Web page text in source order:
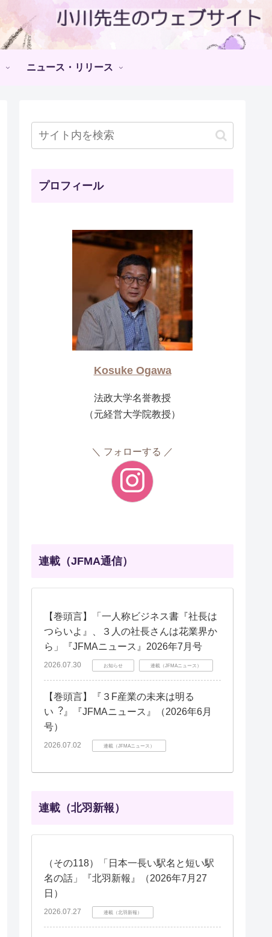
ニュース・リリース
プロフィール
Kosuke Ogawa
法政大学名誉教授
（元経営大学院教授）
フォローする
連載（JFMA通信）
【巻頭言】「一人称ビジネス書『社長は
つらいよ』、３人の社長さんは花業界か
ら」『JFMAニュース』2026年7月号
2026.07.30 お知らせ 連載（JFMAニュース）
【巻頭言】『３F産業の未来は明る
い︖』『JFMAニュース』（2026年6月
号）
2026.07.02 連載（JFMAニュース）
連載（北羽新報）
（その118）「日本一長い駅名と短い駅
名の話」『北羽新報』（2026年7月27
日）
2026.07.27 連載（北羽新報）